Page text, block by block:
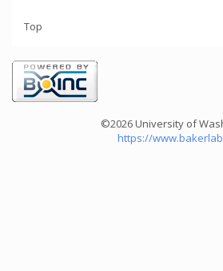
Top
©2026 University of
https://